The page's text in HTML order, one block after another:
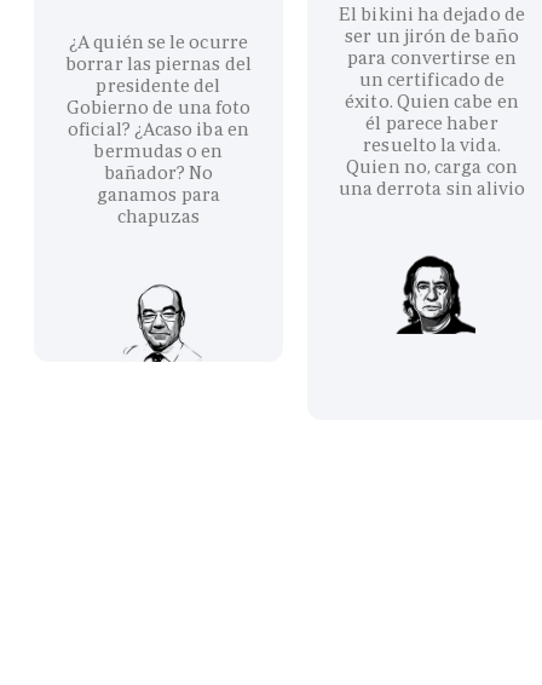
¿A quién se le ocurre
borrar las piernas del
presidente del
Gobierno de una foto
oficial? ¿Acaso iba en
bermudas o en
bañador? No
ganamos para
chapuzas
El bikini ha dejado de
ser un jirón de baño
para convertirse en
un certificado de
éxito. Quien cabe en
él parece haber
resuelto la vida.
Quien no, carga con
una derrota sin alivio